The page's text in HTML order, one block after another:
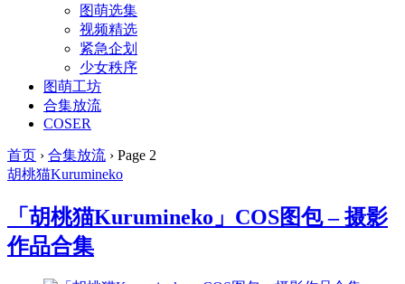
图萌选集
视频精选
紧急企划
少女秩序
图萌工坊
合集放流
COSER
首页 › 合集放流 › Page 2
胡桃猫Kurumineko
「胡桃猫Kurumineko」COS图包 – 摄影
作品合集